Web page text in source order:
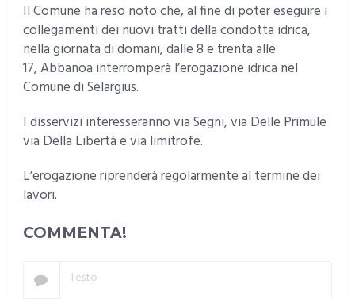
Il Comune ha reso noto che, al fine di poter eseguire i
collegamenti dei nuovi tratti della condotta idrica,
nella giornata di domani, dalle 8 e trenta alle
17, Abbanoa interromperà l’erogazione idrica nel
Comune di Selargius.
I disservizi interesseranno via Segni, via Delle Primule
via Della Libertà e via limitrofe.
L’erogazione riprenderà regolarmente al termine dei
lavori.
COMMENTA!